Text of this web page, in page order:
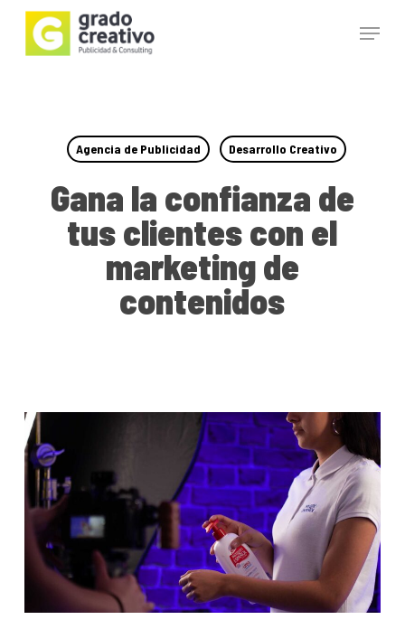
Skip
main
Menu
Agencia de Publicidad Desarrollo Creativo
Gana la confianza de
tus clientes con el
marketing de
contenidos